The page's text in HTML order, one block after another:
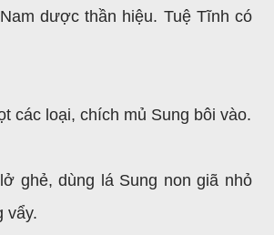
dược thần hiệu. Tuệ Tĩnh có
các loại, chích mủ Sung bôi vào.
ghẻ, dùng lá Sung non giã nhỏ
vẩy.